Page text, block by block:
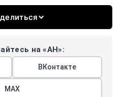
на «АН»:
ВКонтакте
МАХ